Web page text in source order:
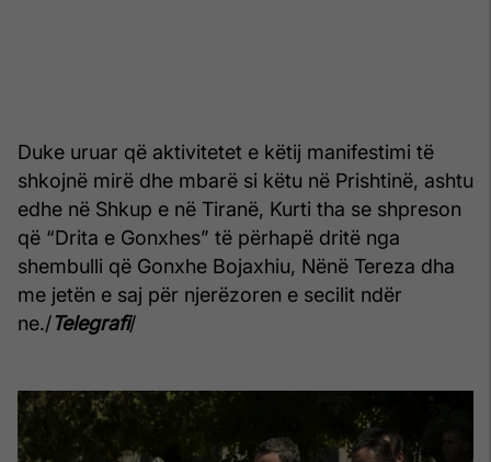
Duke uruar që aktivitetet e këtij manifestimi të
shkojnë mirë dhe mbarë si këtu në Prishtinë, ashtu
edhe në Shkup e në Tiranë, Kurti tha se shpreson
që “Drita e Gonxhes” të përhapë dritë nga
shembulli që Gonxhe Bojaxhiu, Nënë Tereza dha
me jetën e saj për njerëzoren e secilit ndër
ne./Telegrafi/